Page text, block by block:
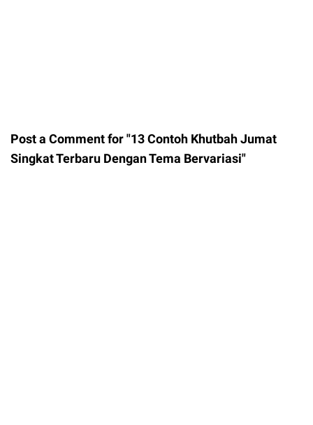
Post a Comment for "13 Contoh Khutbah Jumat
Singkat Terbaru Dengan Tema Bervariasi"